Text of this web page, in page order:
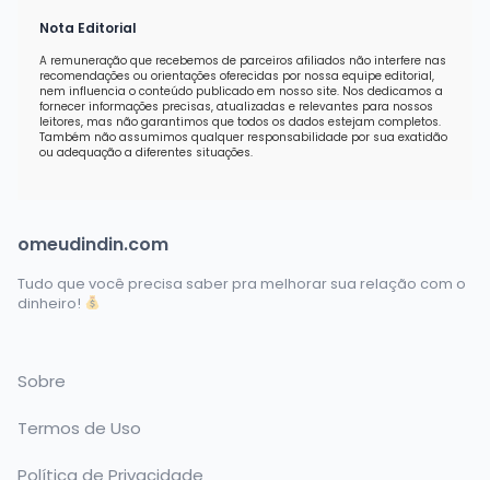
Nota Editorial
A remuneração que recebemos de parceiros afiliados não interfere nas
recomendações ou orientações oferecidas por nossa equipe editorial,
nem influencia o conteúdo publicado em nosso site. Nos dedicamos a
fornecer informações precisas, atualizadas e relevantes para nossos
leitores, mas não garantimos que todos os dados estejam completos.
Também não assumimos qualquer responsabilidade por sua exatidão
ou adequação a diferentes situações.
omeudindin.com
Tudo que você precisa saber pra melhorar sua relação com o
dinheiro!
Sobre
Termos de Uso
Política de Privacidade